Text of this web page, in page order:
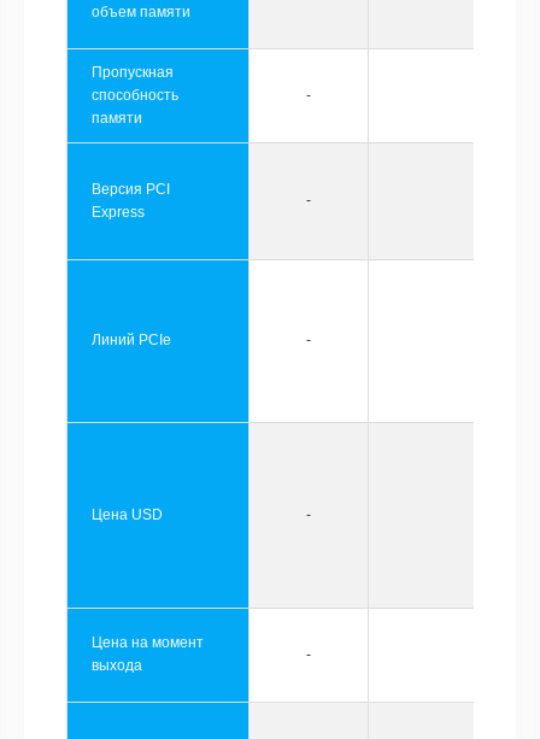
объем памяти
Пропускная
способность
памяти
-
Версия PCI
Express
-
Линий PCIe -
Цена USD -
Цена на момент
выхода
-